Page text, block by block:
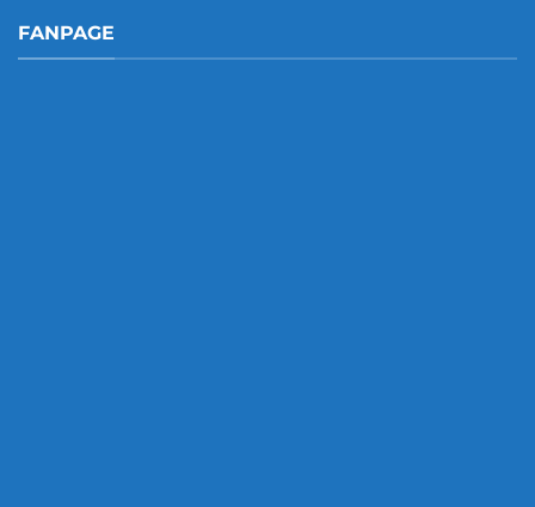
FANPAGE